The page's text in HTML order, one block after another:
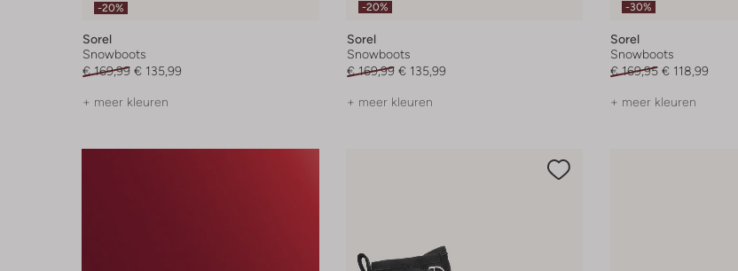
-20%
Sorel
Snowboots
€ 169,99 € 135,99
+ meer kleuren
-20%
Sorel
Snowboots
€ 169,99 € 135,99
+ meer kleuren
-30%
Sorel
Snowboots
€ 169,95 € 118,99
+ meer kleuren